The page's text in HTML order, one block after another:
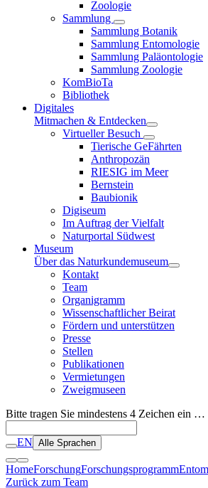
Zoologie
Sammlung
Sammlung Botanik
Sammlung Entomologie
Sammlung Paläontologie
Sammlung Zoologie
KomBioTa
Bibliothek
Digitales
Mitmachen & Entdecken
Virtueller Besuch
Tierische GeFährten
Anthropozän
RIESIG im Meer
Bernstein
Baubionik
Digiseum
Im Auftrag der Vielfalt
Naturportal Südwest
Museum
Über das Naturkundemuseum
Kontakt
Team
Organigramm
Wissenschaftlicher Beirat
Fördern und unterstützen
Presse
Stellen
Publikationen
Vermietungen
Zweigmuseen
Bitte tragen Sie mindestens 4 Zeichen ein …
EN Alle Sprachen
HomeForschungForschungsprogramm
Zurück zum Team